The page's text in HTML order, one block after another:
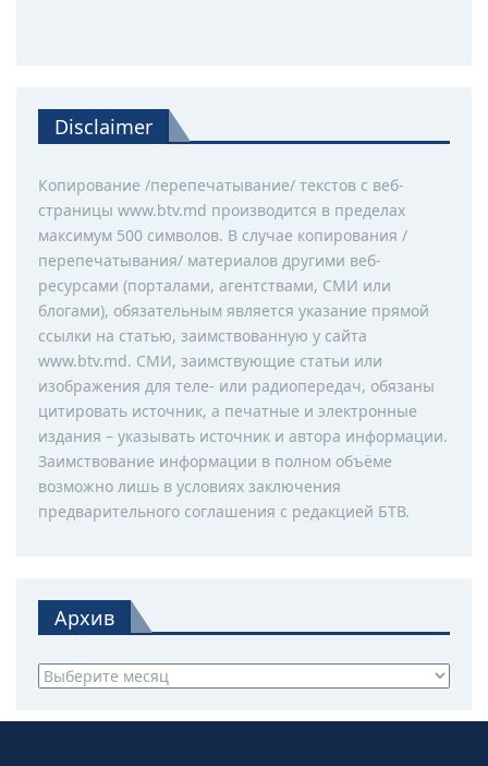
Disclaimer
Копирование /перепечатывание/ текстов с веб-
страницы www.btv.md производится в пределах
максимум 500 символов. В случае копирования /
перепечатывания/ материалов другими веб-
ресурсами (порталами, агентствами, СМИ или
блогами), обязательным является указание прямой
ссылки на статью, заимствованную у сайта
www.btv.md. СМИ, заимствующие статьи или
изображения для теле- или радиопередач, обязаны
цитировать источник, а печатные и электронные
издания – указывать источник и автора информации.
Заимствование информации в полном объёме
возможно лишь в условиях заключения
предварительного соглашения с редакцией БТВ.
Архив
Архив